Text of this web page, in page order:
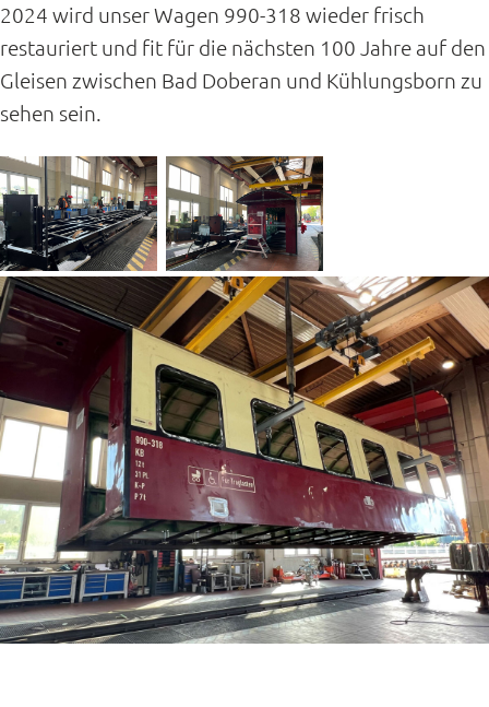
2024 wird unser Wagen 990-318 wieder frisch
restauriert und fit für die nächsten 100 Jahre auf den
Gleisen zwischen Bad Doberan und Kühlungsborn zu
sehen sein.